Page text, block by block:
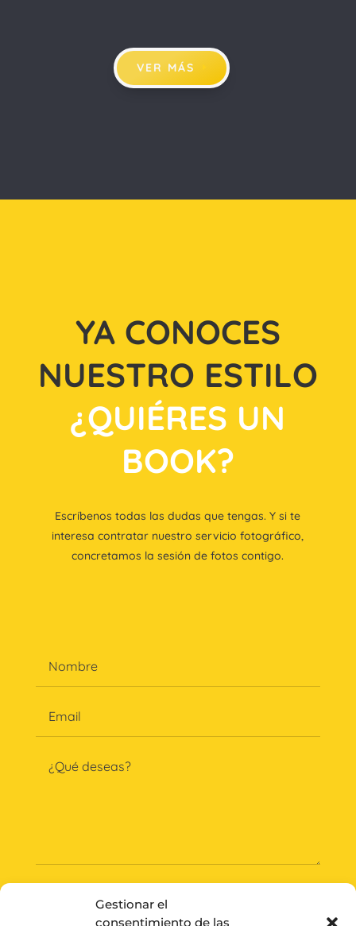
Gestionar el
consentimiento de las
VER MÁS
YA CONOCES
NUESTRO ESTILO
¿QUIÉRES UN
BOOK?
Escríbenos todas las dudas que tengas. Y si te
interesa contratar nuestro servicio fotográfico,
concretamos la sesión de fotos contigo.